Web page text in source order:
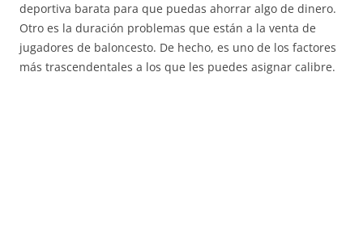
deportiva barata para que puedas ahorrar algo de dinero.
Otro es la duración problemas que están a la venta de
jugadores de baloncesto. De hecho, es uno de los factores
más trascendentales a los que les puedes asignar calibre.